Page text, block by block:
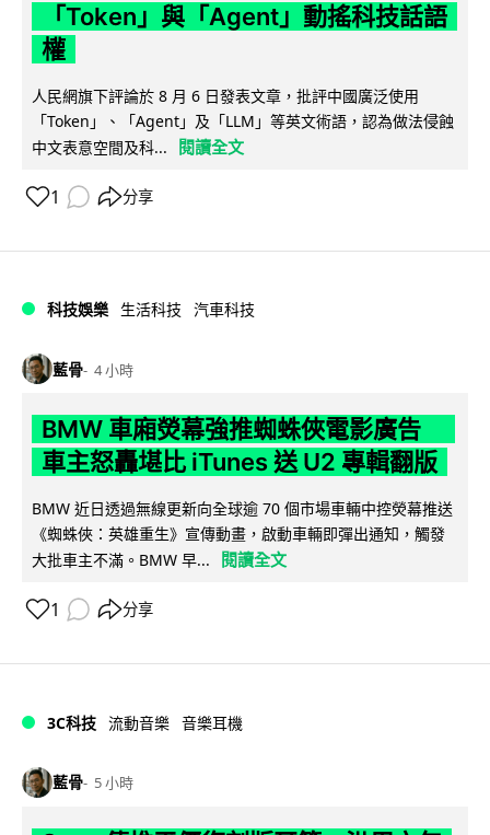
「Token」與「Agent」動搖科技話語
權
人民網旗下評論於 8 月 6 日發表文章，批評中國廣泛使用
「Token」、「Agent」及「LLM」等英文術語，認為做法侵蝕
中文表意空間及科...
閱讀全文
1 分享
科技娛樂 生活科技 汽車科技
藍骨 4 小時
BMW 車廂熒幕強推蜘蛛俠電影廣告
車主怒轟堪比 iTunes 送 U2 專輯翻版
BMW 近日透過無線更新向全球逾 70 個市場車輛中控熒幕推送
《蜘蛛俠：英雄重生》宣傳動畫，啟動車輛即彈出通知，觸發
大批車主不滿。BMW 早...
閱讀全文
1 分享
3C科技 流動音樂 音樂耳機
藍骨 5 小時